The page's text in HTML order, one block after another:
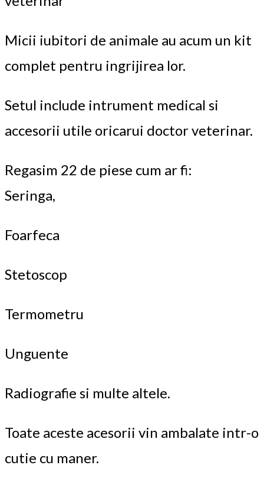
Micii iubitori de animale au acum un kit
complet pentru ingrijirea lor.
Setul include intrument medical si
accesorii utile oricarui doctor veterinar.
Regasim 22 de piese cum ar fi:
Seringa,
Foarfeca
Stetoscop
Termometru
Unguente
Radiografie si multe altele.
Toate aceste acesorii vin ambalate intr-o
cutie cu maner.